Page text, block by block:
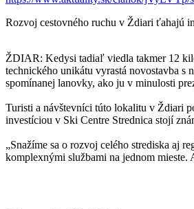
Rozvoj cestovného ruchu v Ždiari ťahajú
ŽDIAR: Kedysi tadiaľ viedla takmer 12
technického unikátu vyrastá novostavba s
spomínanej lanovky, ako ju v minulosti
Turisti a návštevníci túto lokalitu v Ždiari
investíciou v Ski Centre Strednica stojí
„Snažíme sa o rozvoj celého strediska aj
komplexnými službami na jednom mieste.